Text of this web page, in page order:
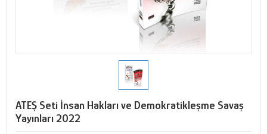
ATEŞ Seti İnsan Hakları ve Demokratikleşme Savaş
Yayınları 2022